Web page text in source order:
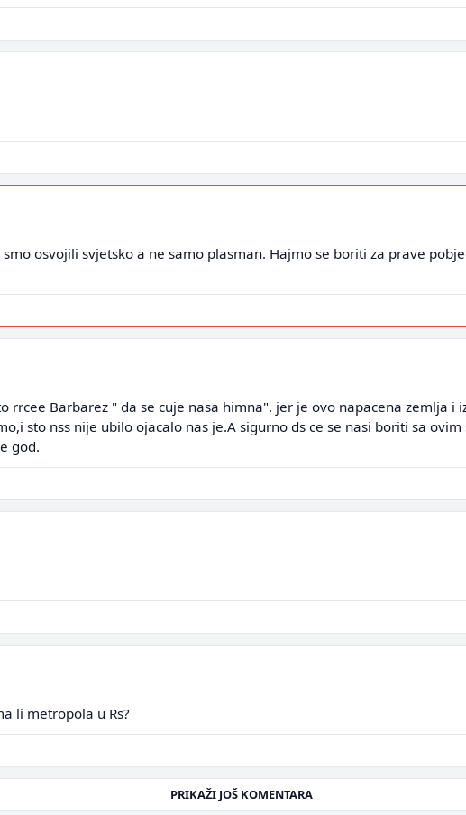
osvojili svjetsko a ne samo plasman. Hajmo se boriti za prave
rrcee Barbarez " da se cuje nasa himna". jer je ovo napacena zemlja i
sto nss nije ubilo ojacalo nas je.A sigurno ds ce se nasi boriti sa
god.
li metropola u Rs?
PRIKAŽI JOŠ KOMENTARA